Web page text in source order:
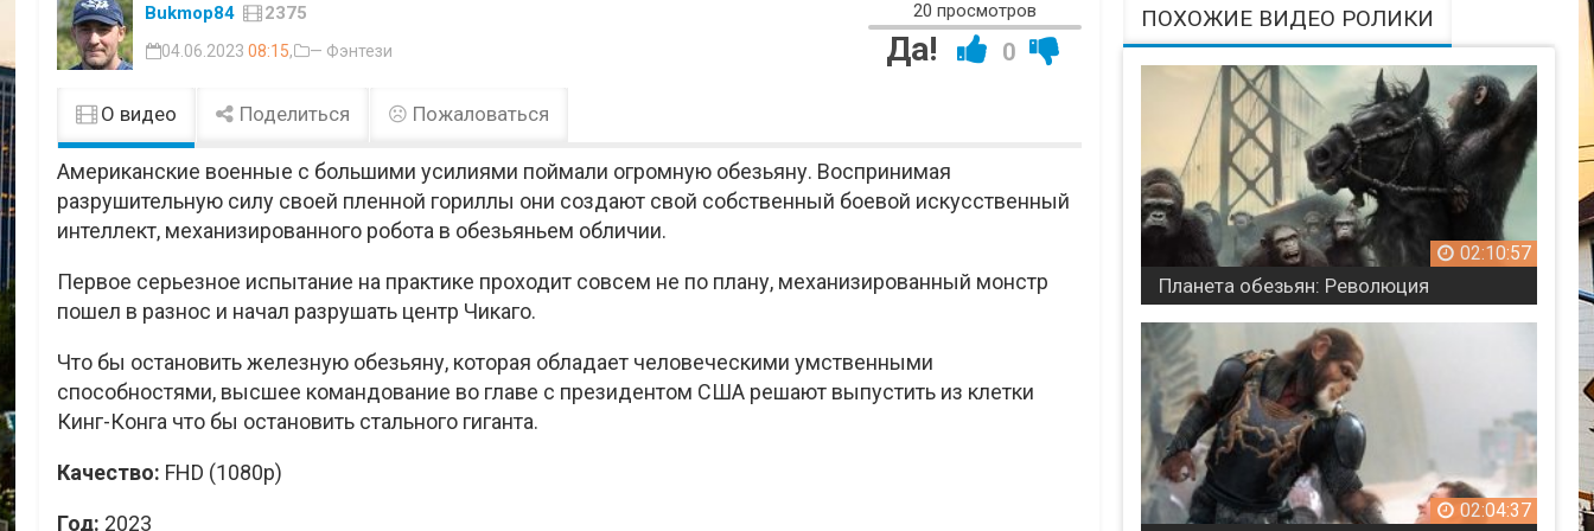
20 просмотров
Да! 0
Bukmop84 2375
04.06.2023 08:15, — Фэнтези
О видео Поделиться Пожаловаться
Американские военные с большими усилиями поймали огромную обезьяну. Воспринимая
разрушительную силу своей пленной гориллы они создают свой собственный боевой искусственный
интеллект, механизированного робота в обезьяньем обличии.
Первое серьезное испытание на практике проходит совсем не по плану, механизированный монстр
пошел в разнос и начал разрушать центр Чикаго.
Что бы остановить железную обезьяну, которая обладает человеческими умственными
способностями, высшее командование во главе с президентом США решают выпустить из клетки
Кинг-Конга что бы остановить стального гиганта.
Качество: FHD (1080p)
Год: 2023
ПОХОЖИЕ ВИДЕО РОЛИКИ
02:10:57
Планета обезьян: Революция
02:04:37